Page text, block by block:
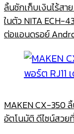
ลิ้นชักเก็บเงินไร้ส
ในตัว NITA ECH-
ต่อแอนดรอย์
MAKEN CX-350
อัตโนมัติ ดีไซน์สวย